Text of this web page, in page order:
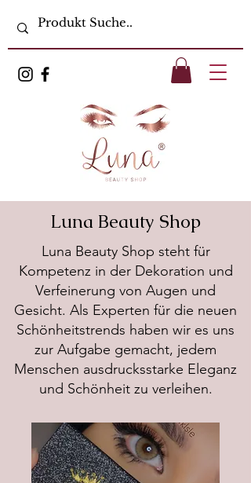
Luna Beauty Shop
Luna Beauty Shop steht für
Kompetenz in der Dekoration und
Verfeinerung von Augen und
Gesicht. Als Experten für die neuen
Schönheitstrends haben wir es uns
zur Aufgabe gemacht, jedem
Menschen ausdrucksstarke Eleganz
und Schönheit zu verleihen.